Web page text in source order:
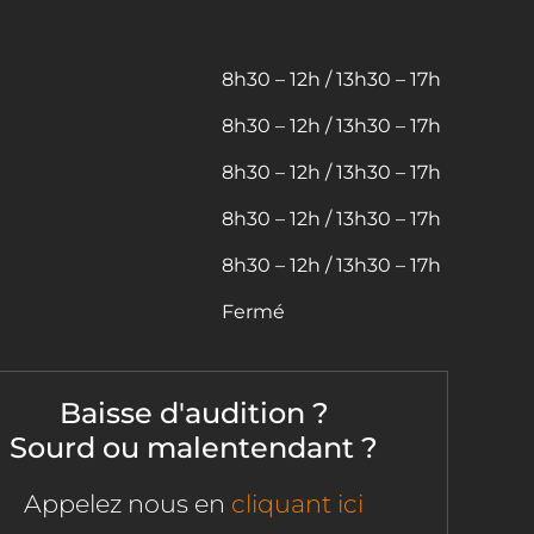
8h30 – 12h / 13h30 – 17h
8h30 – 12h / 13h30 – 17h
8h30 – 12h / 13h30 – 17h
8h30 – 12h / 13h30 – 17h
8h30 – 12h / 13h30 – 17h
Fermé
Baisse d'audition ?
Sourd ou malentendant ?
Appelez nous en cliquant ici